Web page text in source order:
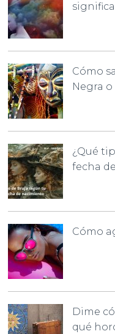
Cómo
Negra
¿Qué
fecha
Cómo
Dime
qué